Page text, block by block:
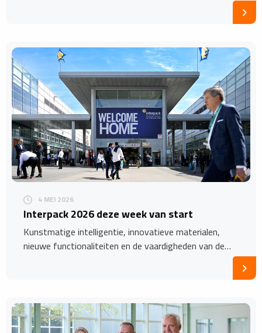
4 MEI 2026
Interpack 2026 deze week van start
Kunstmatige intelligentie, innovatieve materialen,
nieuwe functionaliteiten en de vaardigheden van de…